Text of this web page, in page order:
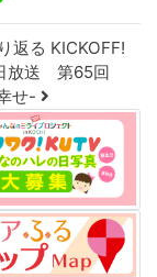
返る KICKOFF!
放送 第65回
せ-